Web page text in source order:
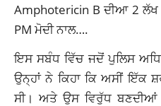
Amphotericin B ਦੀਆ 2 ਲੱਖ
PM ਮੋਦੀ ਨਾਲ….
ਇਸ ਸਬੰਧ ਵਿੱਚ ਜਦੋਂ ਪੁਲਿਸ
ਉਨ੍ਹਾਂ ਨੇ ਕਿਹਾ ਕਿ ਅਸੀਂ ਇੱਕ
ਸੀ। ਅਤੇ ਉਸ ਵਿਰੁੱਧ ਬਣਦੀਆਂ